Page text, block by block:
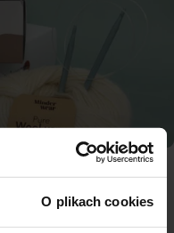
O plikach cookies